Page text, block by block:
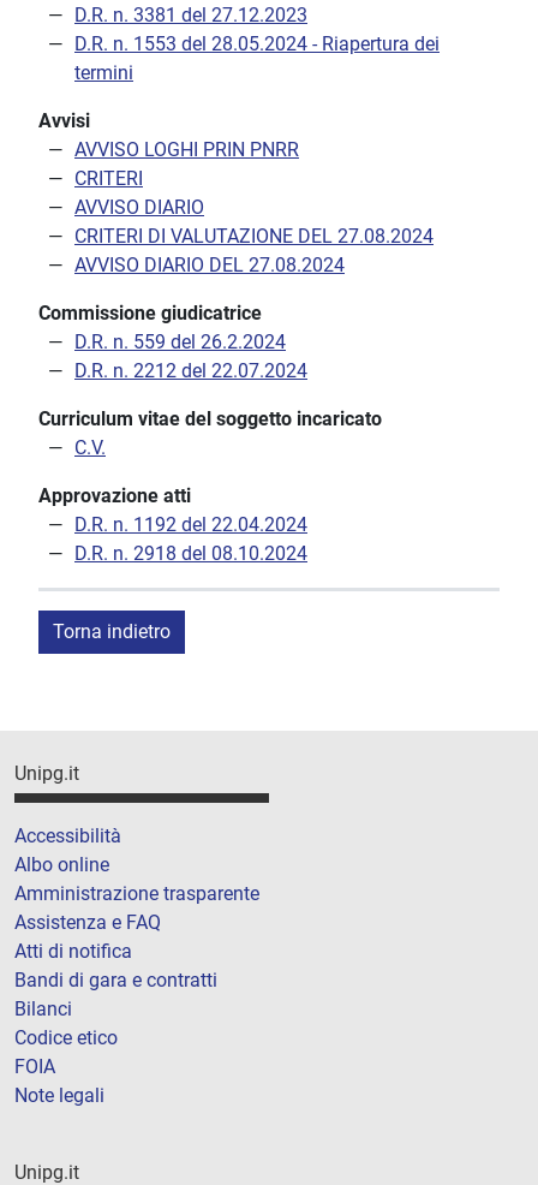
D.R. n. 3381 del 27.12.2023
D.R. n. 1553 del 28.05.2024 - Riapertura dei
termini
Avvisi
AVVISO LOGHI PRIN PNRR
CRITERI
AVVISO DIARIO
CRITERI DI VALUTAZIONE DEL 27.08.2024
AVVISO DIARIO DEL 27.08.2024
Commissione giudicatrice
D.R. n. 559 del 26.2.2024
D.R. n. 2212 del 22.07.2024
Curriculum vitae del soggetto incaricato
C.V.
Approvazione atti
D.R. n. 1192 del 22.04.2024
D.R. n. 2918 del 08.10.2024
Torna indietro
Unipg.it
Accessibilità
Albo online
Amministrazione trasparente
Assistenza e FAQ
Atti di notifica
Bandi di gara e contratti
Bilanci
Codice etico
FOIA
Note legali
Unipg.it